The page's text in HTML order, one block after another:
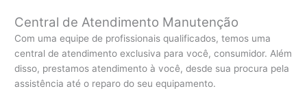
Central de Atendimento Manutenção
Com uma equipe de profissionais qualificados, temos uma
central de atendimento exclusiva para você, consumidor. Além
disso, prestamos atendimento à você, desde sua procura pela
assistência até o reparo do seu equipamento.